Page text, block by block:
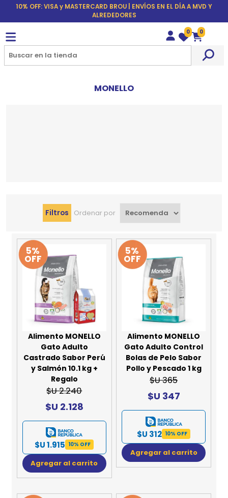
10% OFF: VISA y MASTERCARD BROU | ENVÍOS EN EL DÍA A MVD Y
ALREDEDORES
Wishlist
0
Carrito
0
MONELLO
Filtros Ordenar por
5%
OFF
Alimento MONELLO
Gato Adulto
Castrado Sabor Perú
y Salmón 10.1 kg +
Regalo
$U 2.240
$U 2.128
$U 1.915 10% OFF
Agregar al carrito
5%
OFF
Alimento MONELLO
Gato Adulto Control
Bolas de Pelo Sabor
Pollo y Pescado 1 kg
$U 365
$U 347
$U 312 10% OFF
Agregar al carrito